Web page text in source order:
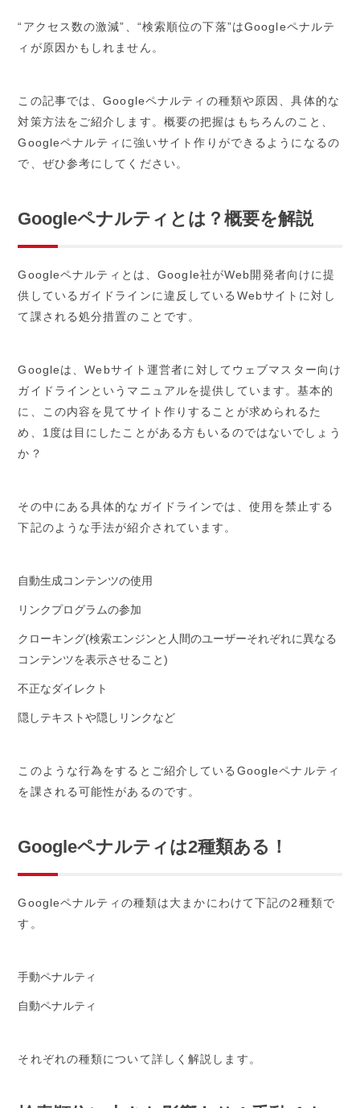
“アクセス数の激減”、“検索順位の下落”はGoogleペナルテ
ィが原因かもしれません。
この記事では、Googleペナルティの種類や原因、具体的な
対策方法をご紹介します。概要の把握はもちろんのこと、
Googleペナルティに強いサイト作りができるようになるの
で、ぜひ参考にしてください。
Googleペナルティとは？概要を解説
Googleペナルティとは、Google社がWeb開発者向けに提
供しているガイドラインに違反しているWebサイトに対し
て課される処分措置のことです。
Googleは、Webサイト運営者に対してウェブマスター向け
ガイドラインというマニュアルを提供しています。基本的
に、この内容を見てサイト作りすることが求められるた
め、1度は目にしたことがある方もいるのではないでしょう
か？
その中にある具体的なガイドラインでは、使用を禁止する
下記のような手法が紹介されています。
自動生成コンテンツの使用
リンクプログラムの参加
クローキング(検索エンジンと人間のユーザーそれぞれに異なる
コンテンツを表示させること)
不正なダイレクト
隠しテキストや隠しリンクなど
このような行為をするとご紹介しているGoogleペナルティ
を課される可能性があるのです。
Googleペナルティは2種類ある！
Googleペナルティの種類は大まかにわけて下記の2種類で
す。
手動ペナルティ
自動ペナルティ
それぞれの種類について詳しく解説します。